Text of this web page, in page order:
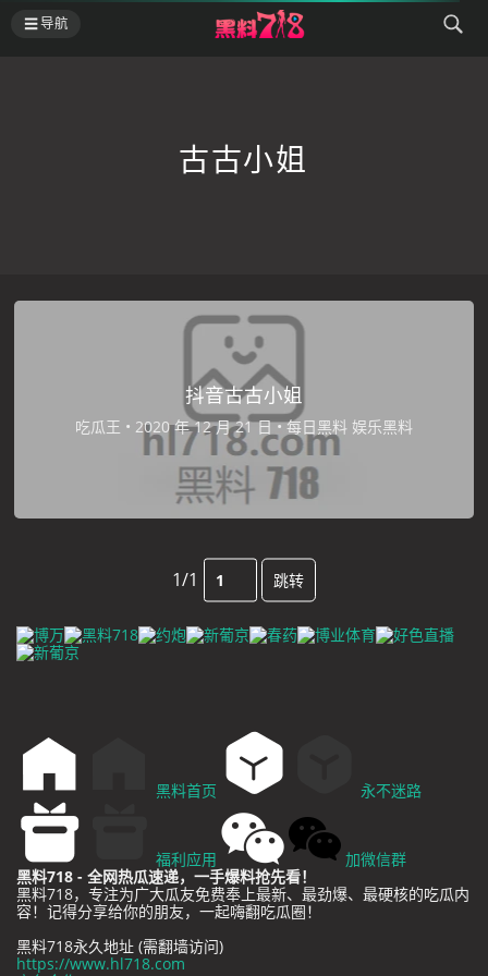
导航
古古小姐
抖音古古小姐
吃瓜王 • •每日黑料 娱乐黑料
1/1 跳转
黑料首页 永不迷路
福利应用
加微信群
黑料718 - 全网热瓜速递，一手爆料抢先看！
黑料718，专注为广大瓜友免费奉上最新、最劲爆、最硬核的吃瓜内
容！记得分享给你的朋友，一起嗨翻吃瓜圈！
黑料718永久地址 (需翻墙访问)
https://www.hl718.com